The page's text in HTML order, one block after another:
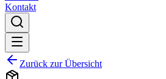
Kontakt
Zurück zur Übersicht